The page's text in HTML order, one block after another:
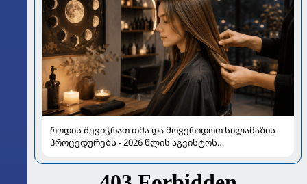
როდის შევიჭრათ თმა და მოვერიდოთ სილამაზის
პროცედურებს - 2026 წლის აგვისტოს